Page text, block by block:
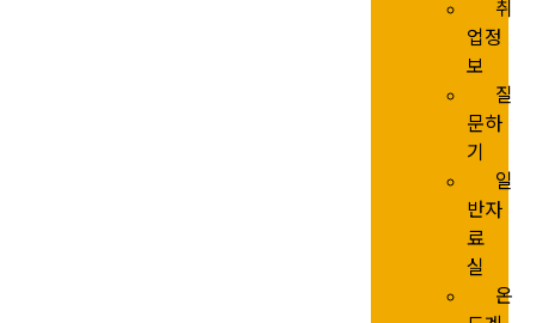
취
업정
보
질
문하
기
일
반자
료
실
온